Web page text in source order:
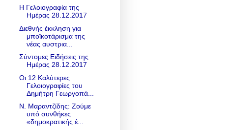
Η Γελοιογραφία της
Ημέρας 28.12.2017
Διεθνής έκκληση για
μποϊκοτάρισμα της
νέας αυστρια...
Σύντομες Ειδήσεις της
Ημέρας 28.12.2017
Οι 12 Καλύτερες
Γελοιογραφίες του
Δημήτρη Γεωργοπά...
Ν. Μαραντζίδης: Zούμε
υπό συνθήκες
«δημοκρατικής έ...